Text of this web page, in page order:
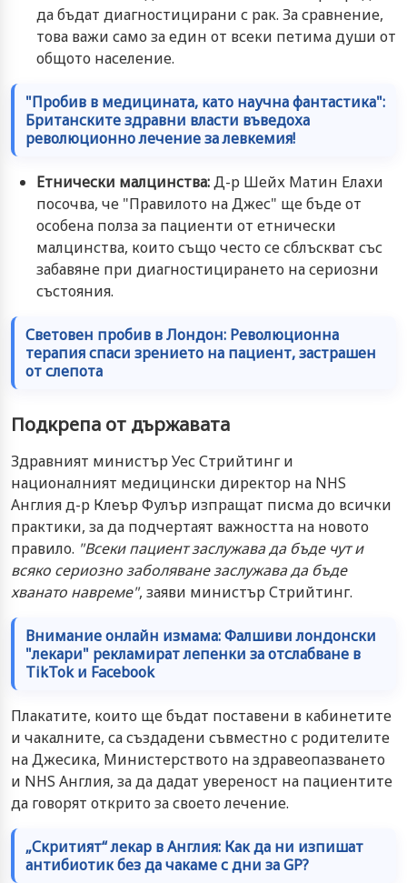
да бъдат диагностицирани с рак. За сравнение,
това важи само за един от всеки петима души от
общото население.
"Пробив в медицината, като научна фантастика":
Британските здравни власти въведоха
революционно лечение за левкемия!
Етнически малцинства:Д-р Шейх Матин Елахи
посочва, че "Правилото на Джес" ще бъде от
особена полза за пациенти от етнически
малцинства, които също често се сблъскват със
забавяне при диагностицирането на сериозни
състояния.
Световен пробив в Лондон: Революционна
терапия спаси зрението на пациент, застрашен
от слепота
Подкрепа от държавата
Здравният министър Уес Стрийтинг и
националният медицински директор на NHS
Англия д-р Клеър Фулър изпращат писма до всички
практики, за да подчертаят важността на новото
правило. "Всеки пациент заслужава да бъде чут и
всяко сериозно заболяване заслужава да бъде
хванато навреме", заяви министър Стрийтинг.
Внимание онлайн измама: Фалшиви лондонски
"лекари" рекламират лепенки за отслабване в
TikTok и Facebook
Плакатите, които ще бъдат поставени в кабинетите
и чакалните, са създадени съвместно с родителите
на Джесика, Министерството на здравеопазването
и NHS Англия, за да дадат увереност на пациентите
да говорят открито за своето лечение.
„Скритият“ лекар в Англия: Как да ни изпишат
антибиотик без да чакаме с дни за GP?